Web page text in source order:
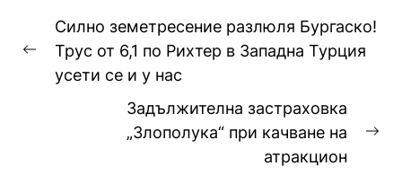
Навигация
Previous
post:
Силно земетресение разлюля Бургаско!
Трус от 6,1 по Рихтер в Западна Турция
усети се и у нас
Задължителна застраховка
„Злополука“ при качване на
атракцион